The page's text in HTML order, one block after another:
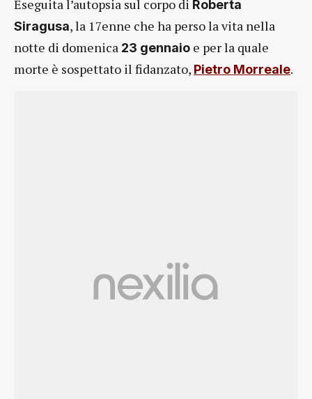
Eseguita l’autopsia sul corpo di Roberta
Siragusa, la 17enne che ha perso la vita nella
notte di domenica 23 gennaio e per la quale
morte è sospettato il fidanzato, Pietro Morreale.